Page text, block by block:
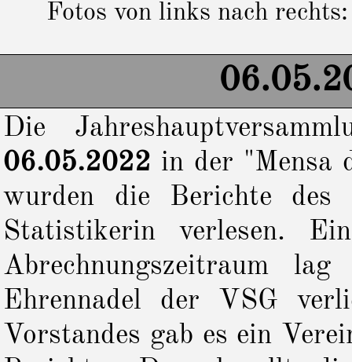
Fotos von links nach
Die
06.05.2022 in der "Mensa
wurden die Berichte des
Statistikerin verlesen.
Abrechnungszeitraum
Ehrennadel der VSG
Vorstandes gab es ein